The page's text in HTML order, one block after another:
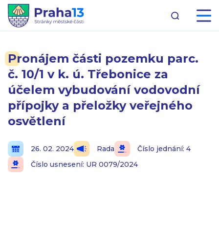
Pronájem části pozemku parc.
č. 10/1 v k. ú. Třebonice za
účelem vybudování vodovodní
přípojky a přeložky veřejného
osvětlení
26. 02. 2024 Rada
Číslo jednání: 4
Číslo usnesení: UR 0079/2024